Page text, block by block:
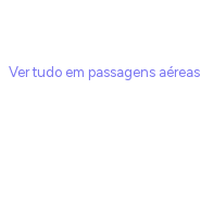
Ver tudo em passagens aéreas